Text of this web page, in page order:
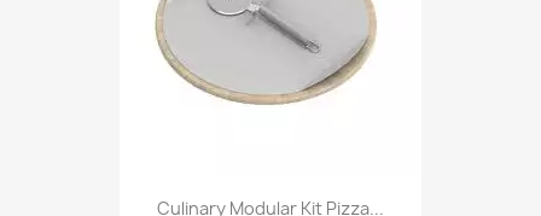
Culinary Modular Kit Pizza...